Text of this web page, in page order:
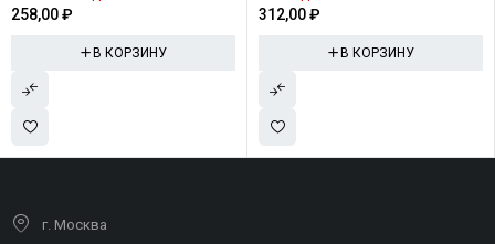
258,00₽
В КОРЗИНУ
312,00₽
В КОРЗИНУ
г. Москва